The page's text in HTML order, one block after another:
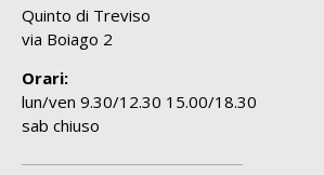
Quinto di Treviso
via Boiago 2
Orari:
lun/ven 9.30/12.30 15.00/18.30
sab chiuso